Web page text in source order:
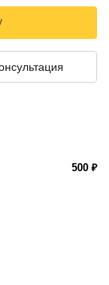
500 ₽